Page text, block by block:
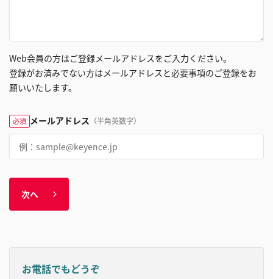
Web会員の方はご登録メールアドレスをご入力ください。
登録がお済みでない方はメールアドレスと必要事項のご登録をお
願いいたします。
必須 メールアドレス （半角英数字）
次へ
お電話でもどうぞ